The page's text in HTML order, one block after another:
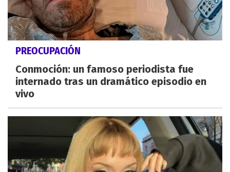
PREOCUPACIÓN
Conmoción: un famoso periodista fue
internado tras un dramático episodio en
vivo